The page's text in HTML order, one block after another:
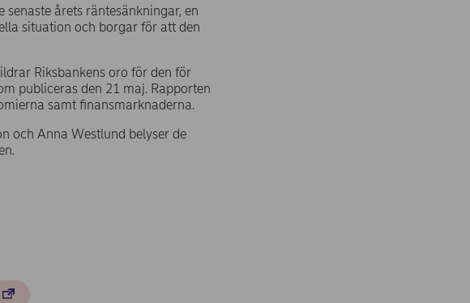
årets räntesänkningar, en
situation och borgar för att den
Riksbankens oro för den för
publiceras den 21 maj. Rapporten
samt finansmarknaderna.
och Anna Westlund belyser de